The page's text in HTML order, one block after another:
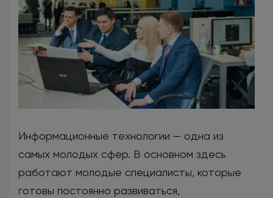
Информационные технологии — одна из
самых молодых сфер. В основном здесь
работают молодые специалисты, которые
готовы постоянно развиваться,